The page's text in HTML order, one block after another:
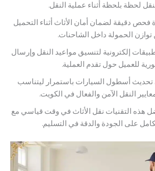
بلحظة أثناء عملية النقل.
لضمان أمان الأثاث أثناء التحميل
داخل الشاحنات.
لتنسيق مواعيد النقل وإرسال
حول تقدم العملية.
السيارات باستمرار ليتناسب
الآمن والفعال في الكويت.
نقل الأثاث في وقت قياسي مع
الجودة والدقة في التسليم.